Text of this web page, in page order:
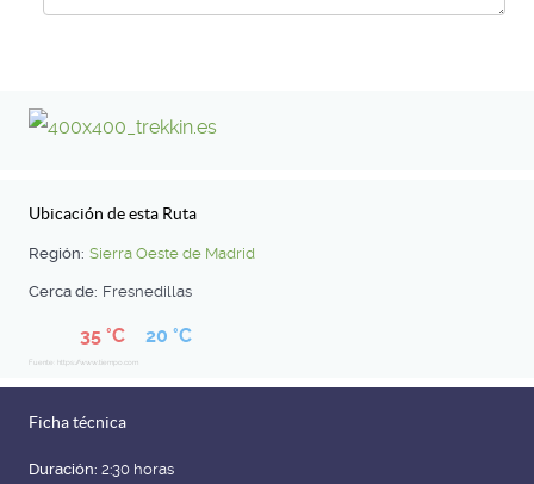
Ubicación de esta Ruta
Región: Sierra Oeste de Madrid
Cerca de: Fresnedillas
35 °C 20 °C
Fuente: https://www.tiempo.com
Ficha técnica
Duración: 2:30 horas